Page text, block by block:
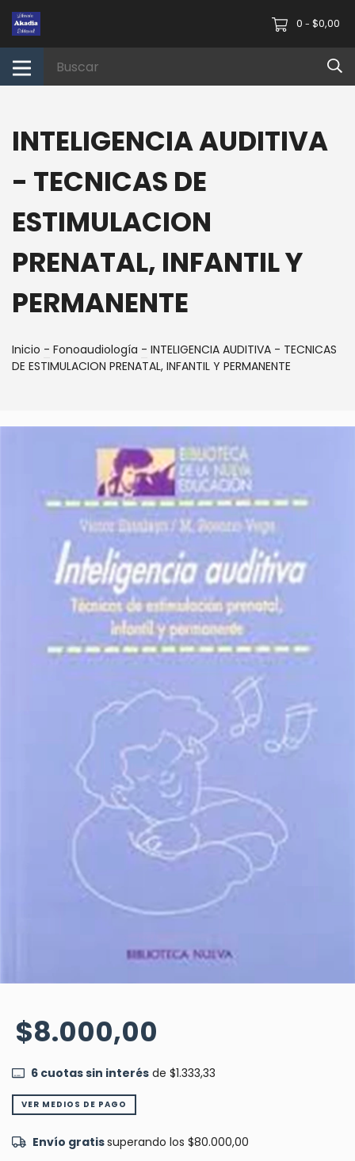
0 - $0,00
INTELIGENCIA AUDITIVA
- TECNICAS DE
ESTIMULACION
PRENATAL, INFANTIL Y
PERMANENTE
Inicio - Fonoaudiología - INTELIGENCIA AUDITIVA - TECNICAS
DE ESTIMULACION PRENATAL, INFANTIL Y PERMANENTE
$8.000,00
6cuotas sin interésde $1.333,33
VER MEDIOS DE PAGO
Envío gratissuperando los $80.000,00